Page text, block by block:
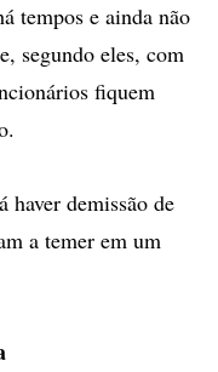
tempos e ainda não
segundo eles, com
fiquem
haver demissão de
a temer em um